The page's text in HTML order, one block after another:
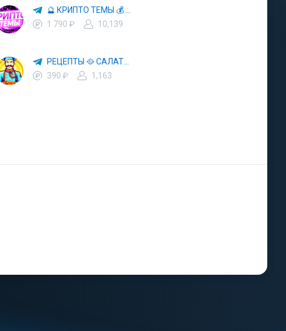
1 790 ₽
10,139
390 ₽
1,163